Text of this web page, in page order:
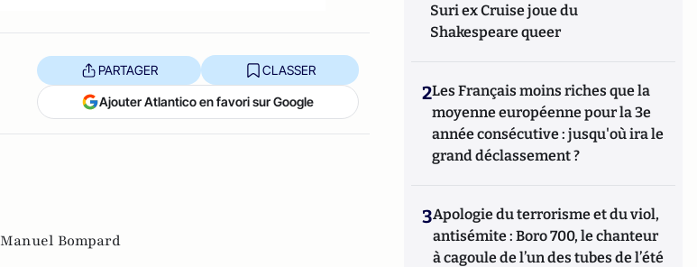
PARTAGER CLASSER
Ajouter Atlantico en favori sur Google
Manuel Bompard
Suri ex Cruise joue du
Shakespeare queer
2Les Français moins riches que la
moyenne européenne pour la 3e
année consécutive : jusqu'où ira le
grand déclassement ?
3Apologie du terrorisme et du viol,
antisémite : Boro 700, le chanteur
à cagoule de l’un des tubes de l’été